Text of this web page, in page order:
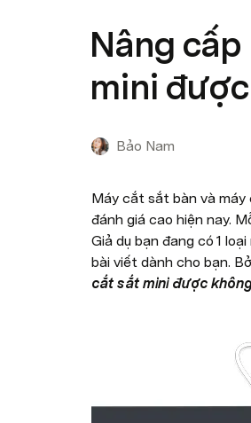
Nâng
mini
Bảo Nam
Máy cắt sắt bàn và
đánh giá cao hiện nay.
Giả dụ bạn đang có 1
bài viết dành cho bạn.
cắt sắt mini được